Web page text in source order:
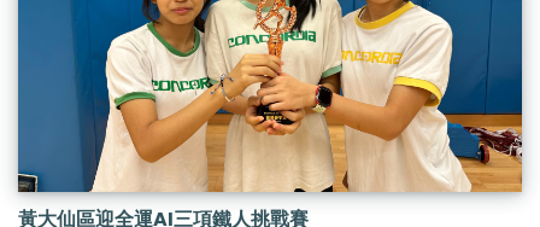
黃大仙區迎全運AI三項鐵人挑戰賽